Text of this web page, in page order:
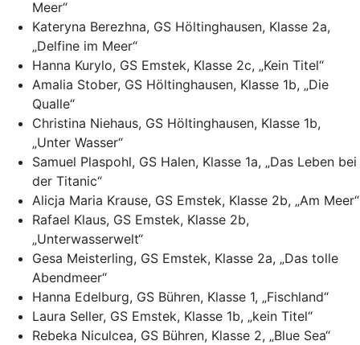
Meer“
Kateryna Berezhna, GS Höltinghausen, Klasse 2a,
„Delfine im Meer“
Hanna Kurylo, GS Emstek, Klasse 2c, „Kein Titel“
Amalia Stober, GS Höltinghausen, Klasse 1b, „Die
Qualle“
Christina Niehaus, GS Höltinghausen, Klasse 1b,
„Unter Wasser“
Samuel Plaspohl, GS Halen, Klasse 1a, „Das Leben bei
der Titanic“
Alicja Maria Krause, GS Emstek, Klasse 2b, „Am Meer“
Rafael Klaus, GS Emstek, Klasse 2b,
„Unterwasserwelt“
Gesa Meisterling, GS Emstek, Klasse 2a, „Das tolle
Abendmeer“
Hanna Edelburg, GS Bühren, Klasse 1, „Fischland“
Laura Seller, GS Emstek, Klasse 1b, „kein Titel“
Rebeka Niculcea, GS Bühren, Klasse 2, „Blue Sea“